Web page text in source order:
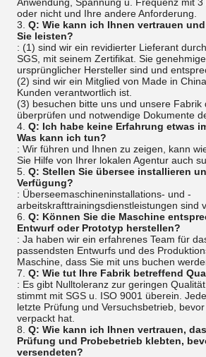
oder nicht und Ihre andere Anforderung.
3. Q: Wie kann ich Ihnen vertrauen
Sie leisten?
: (1) sind wir ein revidierter Lieferant
SGS, mit seinem Zertifikat. Sie
ursprünglicher Hersteller sind und
(2) sind wir ein Mitglied von Made in
Kunden verantwortlich ist.
(3) besuchen bitte uns und unsere Fabrik
überprüfen und notwendige Dokumente
4. Q: Ich habe keine Erfahrung etwas
Was kann ich tun?
: Wir führen und Ihnen zu zeigen, kann
Sie Hilfe von Ihrer lokalen Agentur auch
5. Q: Stellen Sie übersee installieren
Verfügung?
: Überseemaschineninstallations- und -
arbeitskrafttrainingsdienstleistungen sind
6. Q: Können Sie die Maschine
Entwurf oder Prototyp herstellen?
: Ja haben wir ein erfahrenes Team für
passendsten Entwurfs und des
Maschine, dass Sie mit uns buchen
7. Q: Wie tut Ihre Fabrik betreffend
: Es gibt Nulltoleranz zur geringen
stimmt mit SGS u. ISO 9001 überein.
letzte Prüfung und Versuchsbetrieb,
verpackt hat.
8. Q: Wie kann ich Ihnen vertrauen,
Prüfung und Probebetrieb klebten,
versendeten?